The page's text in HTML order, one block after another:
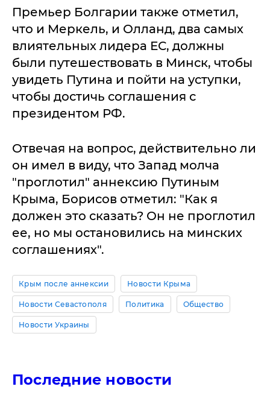
Премьер Болгарии также отметил,
что и Меркель, и Олланд, два самых
влиятельных лидера ЕС, должны
были путешествовать в Минск, чтобы
увидеть Путина и пойти на уступки,
чтобы достичь соглашения с
президентом РФ.
Отвечая на вопрос, действительно ли
он имел в виду, что Запад молча
"проглотил" аннексию Путиным
Крыма, Борисов отметил: "Как я
должен это сказать? Он не проглотил
ее, но мы остановились на минских
соглашениях".
Крым после аннексии Новости Крыма
Новости Севастополя Политика Общество
Новости Украины
Последние новости